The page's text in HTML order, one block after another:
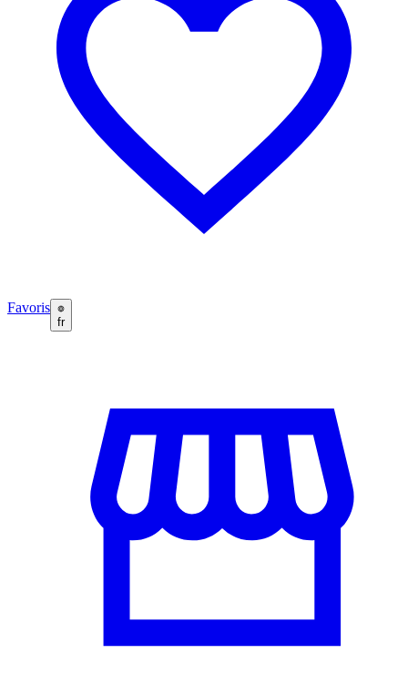
Favoris
fr